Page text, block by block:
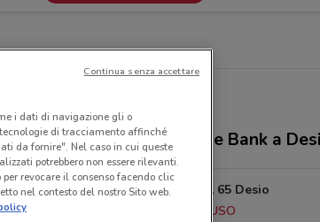
Negozi Deutsche Bank a
Corso Italia, 65 Desio
CHIUSO
i dati di navigazione gli o
di tracciamento affinché
da fornire". Nel caso in cui queste
potrebbero non essere rilevanti.
revocare il consenso facendo clic
nel contesto del nostro Sito web.
Continua senza accettare